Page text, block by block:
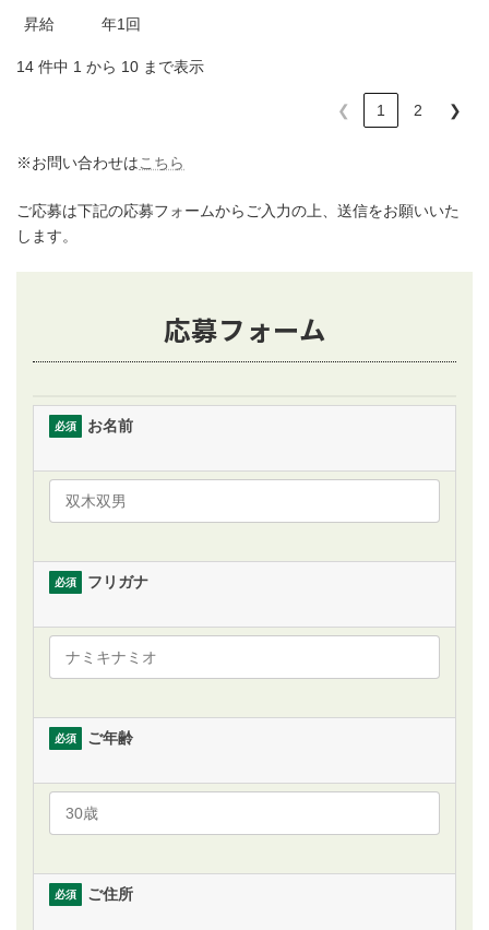
昇給
年1回
14 件中 1 から 10 まで表示
❮ 1 2 ❯
※お問い合わせはこちら
ご応募は下記の応募フォームからご入力の上、送信をお願いいた
します。
応募フォーム
必須 お名前
必須 フリガナ
必須 ご年齢
必須 ご住所